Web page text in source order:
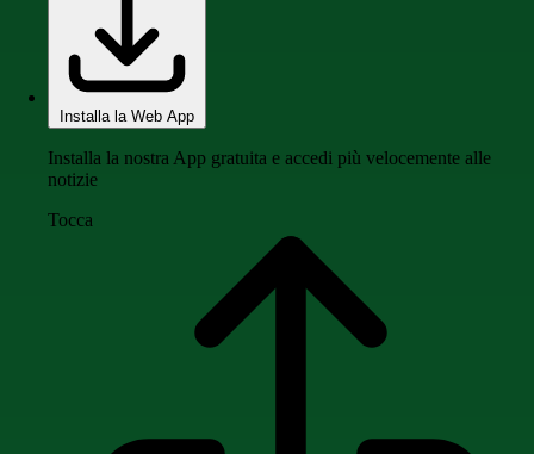
Installa la Web App
Installa la nostra App gratuita e accedi più velocemente alle
notizie
Tocca